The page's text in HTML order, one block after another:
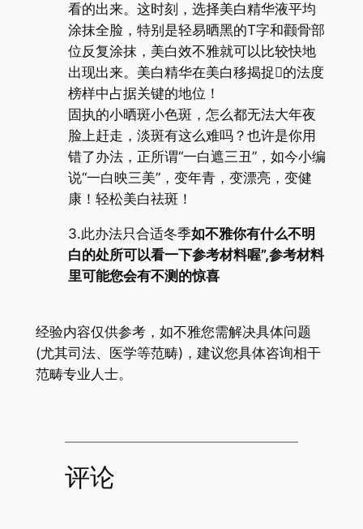
看的出来。这时刻，选择美白精华液平均
涂抹全脸，特别是轻易晒黑的T字和颧骨部
位反复涂抹，美白效不雅就可以比较快地
出现出来。美白精华在美白移揭捉的法度
榜样中占据关键的地位！
固执的小晒斑小色斑，怎么都无法大年夜
脸上赶走，淡斑有这么难吗？也许是你用
错了办法，正所谓“一白遮三丑”，如今小编
说“一白映三美”，变年青，变漂亮，变健
康！轻松美白祛斑！
3.此办法只合适冬季如不雅你有什么不明
白的处所可以看一下参考材料喔”,参考材料
里可能您会有不测的惊喜
经验内容仅供参考，如不雅您需解决具体问题
(尤其司法、医学等范畴)，建议您具体咨询相干
范畴专业人士。
评论